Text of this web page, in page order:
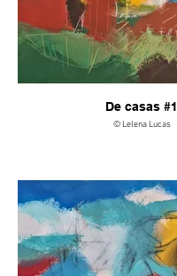
De casas #1
© Lelena Lucas